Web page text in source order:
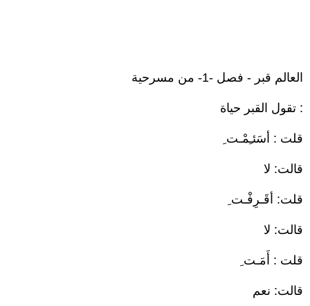
العالم قبر - فصل -1- من مسرحية
: تقول القبر حياة
قلت : أسَئـِمْـت ِ
قالت: لا
قلت: أقَـرِفْـت ِ
قالت: لا
قلت : أَمَـت ِ
قالت: نعم